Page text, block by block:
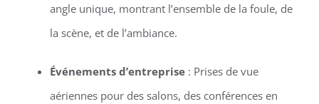
angle unique, montrant l’ensemble de la foule, de
la scène, et de l’ambiance.
Événements d’entreprise: Prises de vue
aériennes pour des salons, des conférences en